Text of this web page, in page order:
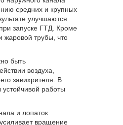
средних и крупных
улучшаются
запуске ГТД. Кроме
жаровой трубы, что
быть
воздуха,
завихрителя. В
работы
и лопаток
вращение